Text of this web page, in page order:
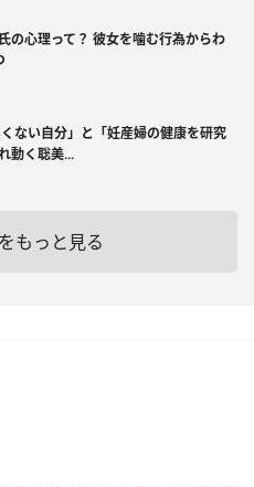
の心理って？ 彼女を噛む行為からわ
くない自分」と「妊産婦の健康を研究
動く聡美...
もっと見る